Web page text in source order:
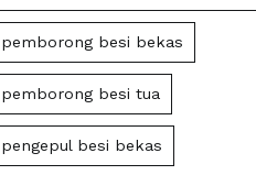
pemborong besi bekas
pemborong besi tua
pengepul besi bekas